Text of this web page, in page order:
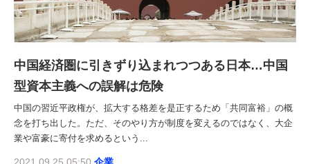
ADOPTABLE DOG JOURNAL
中国経済圏に引きずり込まれつつある日本…中国
型資本主義への誤解は危険
中国の習近平政権が、拡大する格差を是正するため「共同富裕」の概
念を打ち出した。ただ、そのやり方が制度を変えるのではなく、大企
業や富豪に寄付を求めるという...